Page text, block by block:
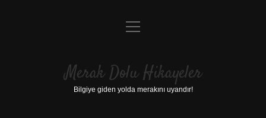
Anasayfa
Yasal Uyarı
menüyü
Merak Dolu Hikayeler
Bilgiye giden yolda merakını uyandır!